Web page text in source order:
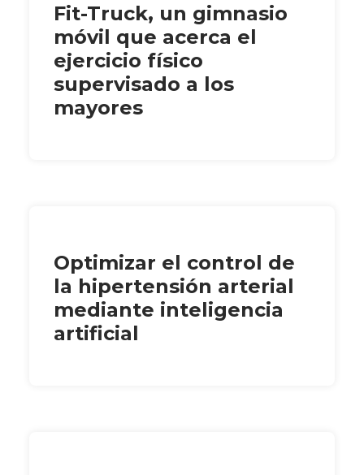
Fit-Truck, un gimnasio
móvil que acerca el
ejercicio físico
supervisado a los
mayores
Optimizar el control de
la hipertensión arterial
mediante inteligencia
artificial